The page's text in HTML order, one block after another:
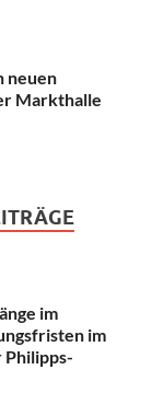
neuen
Markthalle
im
im
Philipps-